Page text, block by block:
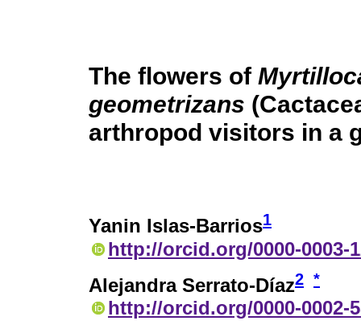
The flowers of
geometrizans
arthropod visitors in a
Yanin Islas-Barrios1
http://orcid.org/0000-0003-
Alejandra Serrato-Díaz2 *
http://orcid.org/0000-0002-